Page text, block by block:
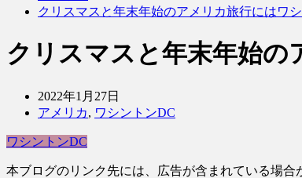
クリスマスと年末年始のアメリカ旅行にはワ
クリスマスと年末年始の
2022年1月27日
アメリカ, ワシントンDC
ワシントンDC
本ブログのリンク先には、広告が含まれている場合